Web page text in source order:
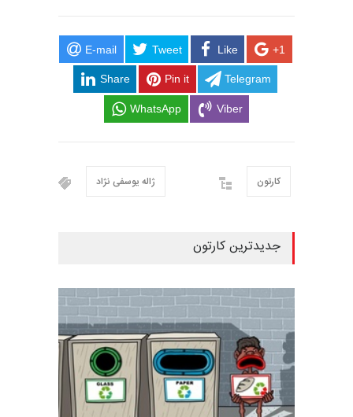
E-mail Tweet Like +1
Share Pin it Telegram
WhatsApp Viber
ژاله یوسفی نژاد کارتون
جدیدترین کارتون